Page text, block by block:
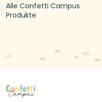
Alle Confetti Campus
Produkte